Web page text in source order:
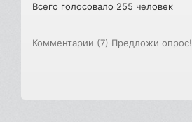
Всего голосовало 255 человек
Комментарии (7) Предложи опрос!